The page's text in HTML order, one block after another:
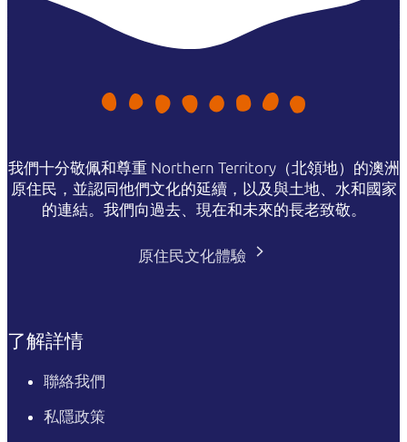
我們十分敬佩和尊重 Northern Territory（北領地）的澳洲
原住民，並認同他們文化的延續，以及與土地、水和國家
的連結。我們向過去、現在和未來的長老致敬。
原住民文化體驗
了解詳情
聯絡我們
私隱政策